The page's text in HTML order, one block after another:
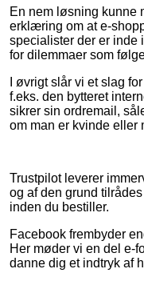
En nem løsning kunne
erklæring om at e-
specialister der er inde
for dilemmaer som
I øvrigt slår vi et slag
f.eks. den bytteret
sikrer sin ordremail,
om man er kvinde eller
Trustpilot leverer
og af den grund
inden du bestiller.
Facebook frembyder
Her møder vi en del e-
danne dig et indtryk af